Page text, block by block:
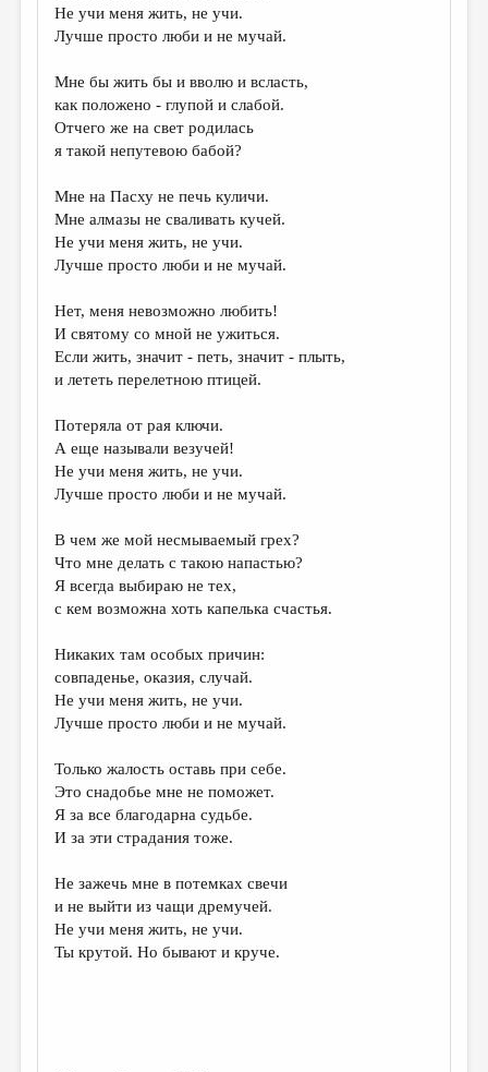
ДАЙДЖЕСТ
ПЕРЕВОДЫ
КОНКУРСЫ
КНИЖНАЯ ПОЛКА
ОБЗОР ЛИТЕРАТУРЫ
ОБЪЯВЛЕНИЯ
ОТ РЕДАКЦИИ
МАЛАЯ ПРОЗА
ЛИТЕРАТУРОВЕДЕНИЕ
КУЛЬТУРОВЕДЕНИЕ
РЕЦЕНЗИРОВАНИЕ
ЦИКЛЫ ПУБЛИКАЦИЙ
МЕДИА
ВКОНТАКТЕ
Не учи меня жить, не учи.
Лучше просто люби и не мучай.
Мне бы жить бы и вволю и всласть,
как положено - глупой и слабой.
Отчего же на свет родилась
я такой непутевою бабой?
Мне на Пасху не печь куличи.
Мне алмазы не сваливать кучей.
Не учи меня жить, не учи.
Лучше просто люби и не мучай.
Нет, меня невозможно любить!
И святому со мной не ужиться.
Если жить, значит - петь, значит - плыть,
и лететь перелетною птицей.
Потеряла от рая ключи.
А еще называли везучей!
Не учи меня жить, не учи.
Лучше просто люби и не мучай.
В чем же мой несмываемый грех?
Что мне делать с такою напастью?
Я всегда выбираю не тех,
с кем возможна хоть капелька счастья.
Никаких там особых причин:
совпаденье, оказия, случай.
Не учи меня жить, не учи.
Лучше просто люби и не мучай.
Только жалость оставь при себе.
Это снадобье мне не поможет.
Я за все благодарна судьбе.
И за эти страдания тоже.
Не зажечь мне в потемках свечи
и не выйти из чащи дремучей.
Не учи меня жить, не учи.
Ты крутой. Но бывают и круче.